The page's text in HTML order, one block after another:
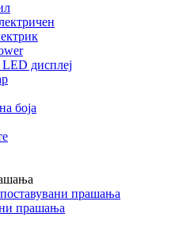
дисплеј
боја
поставувани прашања
прашања